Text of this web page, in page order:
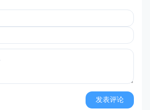
发表评论